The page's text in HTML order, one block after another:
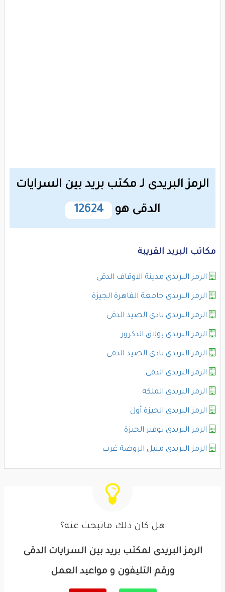
الرمز البريدى لـ مكتب بريد بين السرايات
الدقى هو
12624
مكاتب البريد القريبة
الرمز البريدى مدينة الاوقاف الدقى
الرمز البريدى جامعة القاهرة الجيزة
الرمز البريدى نادى الصيد الدقى
الرمز البريدى بولاق الدكرور
الرمز البريدى نادى الصيد الدقى
الرمز البريدى الدقى
الرمز البريدى الملكة
الرمز البريدى الجيزة أول
الرمز البريدى توفير الجيزة
الرمز البريدى منيل الروضة غرب
هل كان ذلك ماتبحث عنه؟
الرمز البريدى لمكتب بريد بين السرايات الدقى
ورقم التليفون و مواعيد العمل